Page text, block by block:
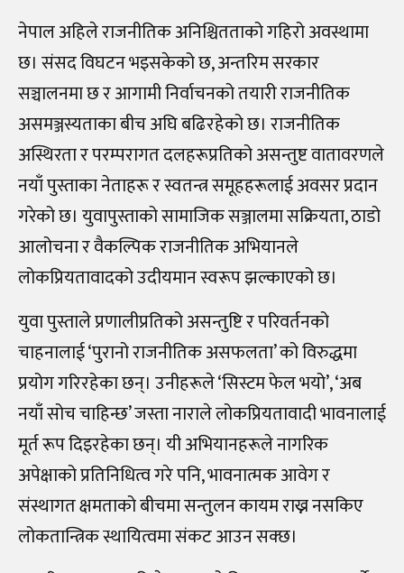
नेपाल अहिले राजनीतिक अनिश्चितताको गहिरो अवस्थामा
छ। संसद विघटन भइसकेको छ, अन्तरिम सरकार
सञ्चालनमा छ र आगामी निर्वाचनको तयारी राजनीतिक
असमञ्जस्यताका बीच अघि बढिरहेको छ। राजनीतिक
अस्थिरता र परम्परागत दलहरूप्रतिको असन्तुष्ट वातावरणले
नयाँ पुस्ताका नेताहरू र स्वतन्त्र समूहहरूलाई अवसर प्रदान
गरेको छ। युवापुस्ताको सामाजिक सञ्जालमा सक्रियता, ठाडो
आलोचना र वैकल्पिक राजनीतिक अभियानले
लोकप्रियतावादको उदीयमान स्वरूप झल्काएको छ।
युवा पुस्ताले प्रणालीप्रतिको असन्तुष्टि र परिवर्तनको
चाहनालाई ‘पुरानो राजनीतिक असफलता’ को विरुद्धमा
प्रयोग गरिरहेका छन्। उनीहरूले ‘सिस्टम फेल भयो’, ‘अब
नयाँ सोच चाहिन्छ’ जस्ता नाराले लोकप्रियतावादी भावनालाई
मूर्त रूप दिइरहेका छन्। यी अभियानहरूले नागरिक
अपेक्षाको प्रतिनिधित्व गरे पनि, भावनात्मक आवेग र
संस्थागत क्षमताको बीचमा सन्तुलन कायम राख्न नसकिए
लोकतान्त्रिक स्थायित्वमा संकट आउन सक्छ।